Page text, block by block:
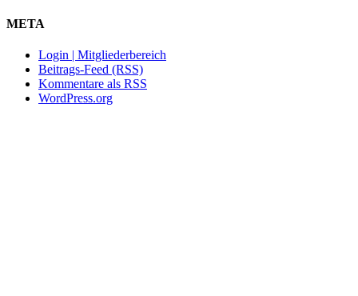
META
Login | Mitgliederbereich
Beitrags-Feed (RSS)
Kommentare als RSS
WordPress.org